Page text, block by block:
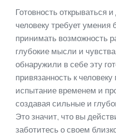
Готовность открываться
человеку требует
принимать возможность
глубокие мысли и
обнаружили в себе эту
привязанность к
испытание временем и
создавая сильные и
Это значит, что вы
заботитесь о своем